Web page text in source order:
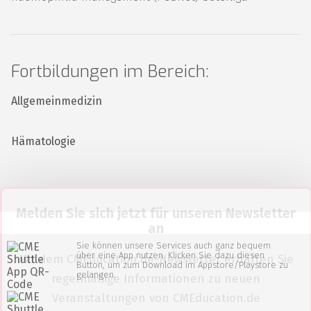
Fortbildungen im Bereich:
Allgemeinmedizin
Hämatologie
Sie können unsere Services auch ganz bequem
über eine App nutzen. Klicken Sie dazu diesen
Button, um zum Download im Appstore/Playstore zu
gelangen.
Melden Sie sich jetzt für unseren Newsletter
an
Mit dem CMEducation.de-Newsletter erhalten Sie
regelmäßige Informationen zu neuen
Veranstaltungen von CMEducation.de